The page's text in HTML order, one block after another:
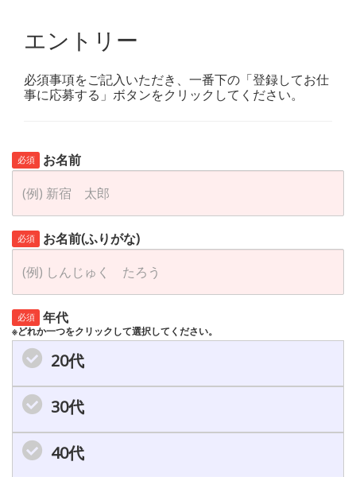
エントリー
必須事項をご記入いただき、一番下の「登録してお仕
事に応募する」ボタンをクリックしてください。
必須 お名前
必須 お名前(ふりがな)
必須 年代
※どれか一つをクリックして選択してください。
20代
30代
40代